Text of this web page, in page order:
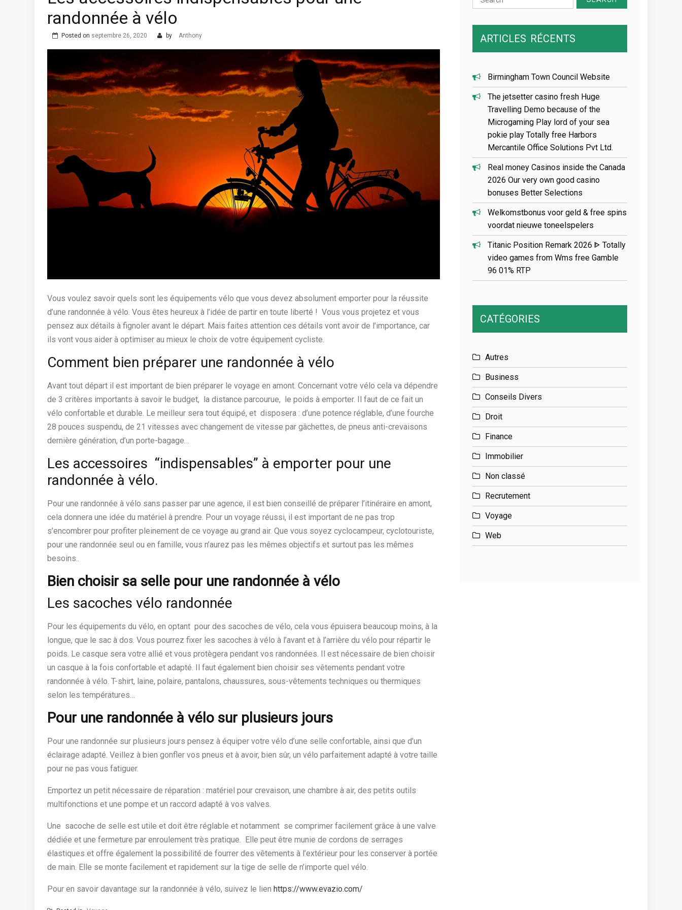
randonnée à vélo
Posted on septembre 26, 2020 by Anthony
Vous voulez savoir quels sont les équipements vélo que vous devez absolument emporter pour la réussite
d’une randonnée à vélo. Vous êtes heureux à l’idée de partir en toute liberté ! Vous vous projetez et vous
pensez aux détails à fignoler avant le départ. Mais faites attention ces détails vont avoir de l’importance, car
ils vont vous aider à optimiser au mieux le choix de votre équipement cycliste.
Comment bien préparer une randonnée à vélo
Avant tout départ il est important de bien préparer le voyage en amont. Concernant votre vélo cela va dépendre
de 3 critères importants à savoir le budget, la distance parcourue, le poids à emporter. Il faut de ce fait un
vélo confortable et durable. Le meilleur sera tout équipé, et disposera : d’une potence réglable, d’une fourche
28 pouces suspendu, de 21 vitesses avec changement de vitesse par gâchettes, de pneus anti-crevaisons
dernière génération, d’un porte-bagage…
Les accessoires “indispensables” à emporter pour une
randonnée à vélo.
Pour une randonnée à vélo sans passer par une agence, il est bien conseillé de préparer l’itinéraire en amont,
cela donnera une idée du matériel à prendre. Pour un voyage réussi, il est important de ne pas trop
s’encombrer pour profiter pleinement de ce voyage au grand air. Que vous soyez cyclocampeur, cyclotouriste,
pour une randonnée seul ou en famille, vous n’aurez pas les mêmes objectifs et surtout pas les mêmes
besoins..
Bien choisir sa selle pour une randonnée à vélo
Les sacoches vélo randonnée
Pour les équipements du vélo, en optant pour des sacoches de vélo, cela vous épuisera beaucoup moins, à la
longue, que le sac à dos. Vous pourrez fixer les sacoches à vélo à l’avant et à l’arrière du vélo pour répartir le
poids. Le casque sera votre allié et vous protègera pendant vos randonnées. Il est nécessaire de bien choisir
un casque à la fois confortable et adapté. Il faut également bien choisir ses vêtements pendant votre
randonnée à vélo. T-shirt, laine, polaire, pantalons, chaussures, sous-vêtements techniques ou thermiques
selon les températures…
Pour une randonnée à vélo sur plusieurs jours
Pour une randonnée sur plusieurs jours pensez à équiper votre vélo d’une selle confortable, ainsi que d’un
éclairage adapté. Veillez à bien gonfler vos pneus et à avoir, bien sûr, un vélo parfaitement adapté à votre taille
pour ne pas vous fatiguer.
Emportez un petit nécessaire de réparation : matériel pour crevaison, une chambre à air, des petits outils
multifonctions et une pompe et un raccord adapté à vos valves.
Une sacoche de selle est utile et doit être réglable et notamment se comprimer facilement grâce à une valve
dédiée et une fermeture par enroulement très pratique. Elle peut être munie de cordons de serrages
élastiques et offre également la possibilité de fourrer des vêtements à l’extérieur pour les conserver à portée
de main. Elle se monte facilement et rapidement sur la tige de selle de n’importe quel vélo.
Pour en savoir davantage sur la randonnée à vélo, suivez le lien https://www.evazio.com/
for:
ARTICLES RÉCENTS
Birmingham Town Council Website
The jetsetter casino fresh Huge
Travelling Demo because of the
Microgaming Play lord of your sea
pokie play Totally free Harbors
Mercantile Office Solutions Pvt Ltd.
Real money Casinos inside the Canada
2026 Our very own good casino
bonuses Better Selections
Welkomstbonus voor geld & free spins
voordat nieuwe toneelspelers
Titanic Position Remark 2026 ᐈ Totally
video games from Wms free Gamble
96 01% RTP
CATÉGORIES
Autres
Business
Conseils Divers
Droit
Finance
Immobilier
Non classé
Recrutement
Voyage
Web